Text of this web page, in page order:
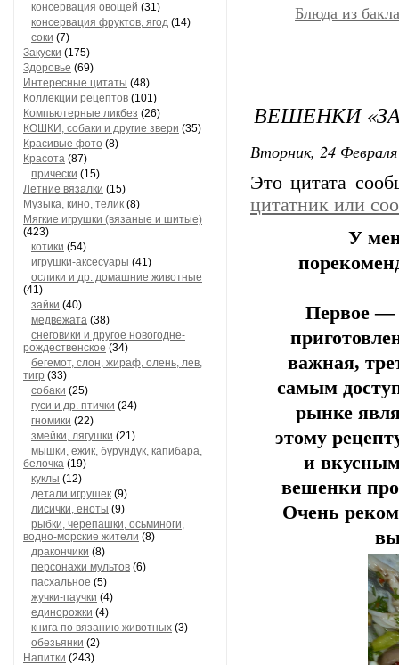
консервация овощей (31)
консервация фруктов, ягод (14)
соки (7)
Закуски (175)
Здоровье (69)
Интересные цитаты (48)
Коллекции рецептов (101)
Компьютерные ликбез (26)
КОШКИ, собаки и другие звери (35)
Красивые фото (8)
Красота (87)
прически (15)
Летние вязалки (15)
Музыка, кино, телик (8)
Мягкие игрушки (вязаные и шитые)
(423)
котики (54)
игрушки-аксесуары (41)
ослики и др. домашние животные
(41)
зайки (40)
медвежата (38)
снеговики и другое новогодне-
рождественское (34)
бегемот, слон, жираф, олень, лев,
тигр (33)
собаки (25)
гуси и др. птички (24)
гномики (22)
змейки, лягушки (21)
мышки, ежик, бурундук, капибара,
белочка (19)
куклы (12)
детали игрушек (9)
лисички, еноты (9)
рыбки, черепашки, осьминоги,
водно-морские жители (8)
дракончики (8)
персонажи мультов (6)
пасхальное (5)
жучки-паучки (4)
единорожки (4)
книга по вязанию животных (3)
обезьянки (2)
Напитки (243)
Блюда из
ВЕШЕНКИ
Вторник, 24
Это цитата
цитатник или
У
Первое —
важная,
самым
рынке
этому
и
вешенки
Очень